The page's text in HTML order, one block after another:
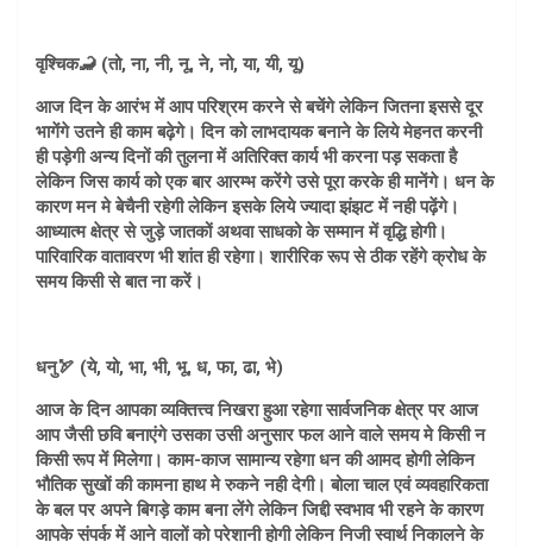
वृश्चिक🦂 (तो, ना, नी, नू, ने, नो, या, यी, यू)
आज दिन के आरंभ में आप परिश्रम करने से बचेंगे लेकिन जितना इससे दूर
भागेंगे उतने ही काम बढ़ेगे। दिन को लाभदायक बनाने के लिये मेहनत करनी
ही पड़ेगी अन्य दिनों की तुलना में अतिरिक्त कार्य भी करना पड़ सकता है
लेकिन जिस कार्य को एक बार आरम्भ करेंगे उसे पूरा करके ही मानेंगे। धन के
कारण मन मे बेचैनी रहेगी लेकिन इसके लिये ज्यादा झंझट में नही पढ़ेंगे।
आध्यात्म क्षेत्र से जुड़े जातकों अथवा साधको के सम्मान में वृद्धि होगी।
पारिवारिक वातावरण भी शांत ही रहेगा। शारीरिक रूप से ठीक रहेंगे क्रोध के
समय किसी से बात ना करें।
धनु🏹 (ये, यो, भा, भी, भू, ध, फा, ढा, भे)
आज के दिन आपका व्यक्तित्त्व निखरा हुआ रहेगा सार्वजनिक क्षेत्र पर आज
आप जैसी छवि बनाएंगे उसका उसी अनुसार फल आने वाले समय मे किसी न
किसी रूप में मिलेगा। काम-काज सामान्य रहेगा धन की आमद होगी लेकिन
भौतिक सुखों की कामना हाथ मे रुकने नही देगी। बोला चाल एवं व्यवहारिकता
के बल पर अपने बिगड़े काम बना लेंगे लेकिन जिद्दी स्वभाव भी रहने के कारण
आपके संपर्क में आने वालों को परेशानी होगी लेकिन निजी स्वार्थ निकालने के